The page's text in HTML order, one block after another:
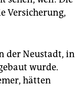
Versicherung,
der Neustadt, in
wurde.
hätten